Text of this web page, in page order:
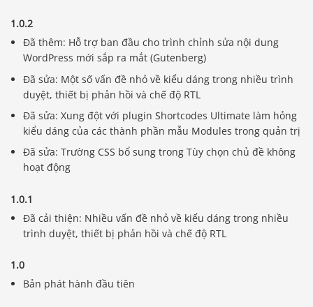
1.0.2
Đã thêm: Hỗ trợ ban đầu cho trình chỉnh sửa nội dung
WordPress mới sắp ra mắt (Gutenberg)
Đã sửa: Một số vấn đề nhỏ về kiểu dáng trong nhiều trình
duyệt, thiết bị phản hồi và chế độ RTL
Đã sửa: Xung đột với plugin Shortcodes Ultimate làm hỏng
kiểu dáng của các thành phần mẫu Modules trong quản trị
Đã sửa: Trường CSS bổ sung trong Tùy chọn chủ đề không
hoạt động
1.0.1
Đã cải thiện: Nhiều vấn đề nhỏ về kiểu dáng trong nhiều
trình duyệt, thiết bị phản hồi và chế độ RTL
1.0
Bản phát hành đầu tiên